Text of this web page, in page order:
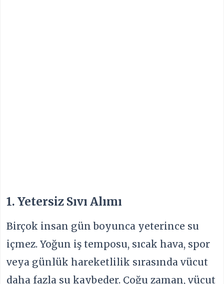
1. Yetersiz Sıvı Alımı
Birçok insan gün boyunca yeterince su
içmez. Yoğun iş temposu, sıcak hava, spor
veya günlük hareketlilik sırasında vücut
daha fazla su kaybeder. Çoğu zaman, vücut